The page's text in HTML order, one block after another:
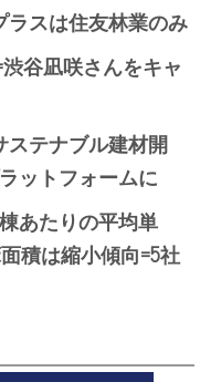
スは住友林業のみ
谷凪咲さんをキャ
テナブル建材開
ットフォームに
あたりの平均単
積は縮小傾向=5社